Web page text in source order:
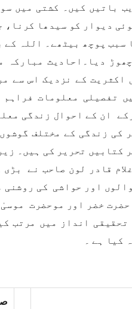
باتیں کیں۔ کشتی میں
دیوار کو سیدھا کرنا،
سبب پوچھ بیٹھے۔ اللہ کے
دیا۔احادیث مبارکہ
اکثریت کے نزدیک اس سے
تفصیلی معلومات
ان کے احوال زندگی
کی زندگی کے مختلف
کتابیں تحریر کی ہیں۔
قادر لون صاحب نے
اور حواشی کی روشنی
حضرت خضر اور موحضرت
انداز میں مرتب
کیا ہے ۔